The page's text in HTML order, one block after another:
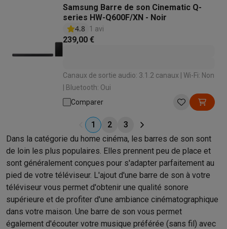
Samsung Barre de son Cinematic Q-
series HW-Q600F/XN - Noir
4.8 1 avi
239,00 €
Canaux de sortie audio: 3.1.2 canaux | Wi-Fi: Non
| Bluetooth: Oui
Comparer
1 2
3
Dans la catégorie du home cinéma, les barres de son sont
de loin les plus populaires. Elles prennent peu de place et
sont généralement conçues pour s'adapter parfaitement au
pied de votre téléviseur. L'ajout d'une barre de son à votre
téléviseur vous permet d'obtenir une qualité sonore
supérieure et de profiter d'une ambiance cinématographique
dans votre maison. Une barre de son vous permet
également d'écouter votre musique préférée (sans fil) avec